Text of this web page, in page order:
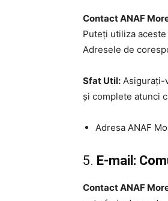
Contact ANAF
Puteți utiliza
Adresele de
Sfat Util: Asigurați-
și complete atunci
Adresa ANAF
5. E-mail:
Contact ANAF